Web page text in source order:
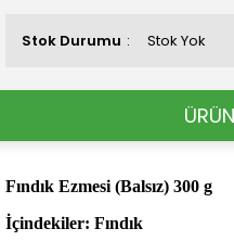
Stok Durumu Stok Yok
Fındık Ezmesi (Balsız) 300 g
İçindekiler: Fındık